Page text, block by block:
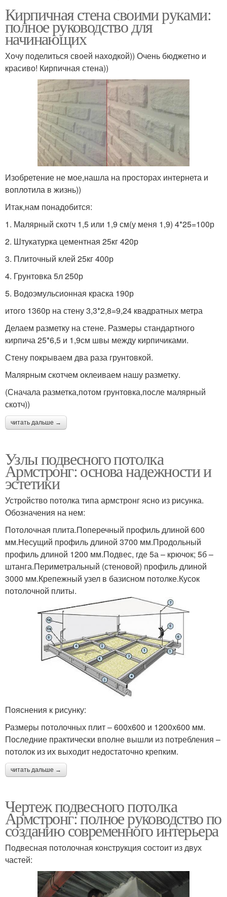
Кирпичная стена своими руками:
полное руководство для
начинающих
Хочу поделиться своей находкой)) Очень бюджетно и
красиво! Кирпичная стена))
Изобретение не мое,нашла на просторах интернета и
воплотила в жизнь))
Итак,нам понадобится:
1. Малярный скотч 1,5 или 1,9 см(у меня 1,9) 4*25=100р
2. Штукатурка цементная 25кг 420р
3. Плиточный клей 25кг 400р
4. Грунтовка 5л 250р
5. Водоэмульсионная краска 190р
итого 1360р на стену 3,3*2,8=9,24 квадратных метра
Делаем разметку на стене. Размеры стандартного
кирпича 25*6,5 и 1,9см швы между кирпичиками.
Стену покрываем два раза грунтовкой.
Малярным скотчем оклеиваем нашу разметку.
(Сначала разметка,потом грунтовка,после малярный
скотч))
читать дальше →
Узлы подвесного потолка
Армстронг: основа надежности и
эстетики
Устройство потолка типа армстронг ясно из рисунка.
Обозначения на нем:
Потолочная плита.Поперечный профиль длиной 600
мм.Несущий профиль длиной 3700 мм.Продольный
профиль длиной 1200 мм.Подвес, где 5а – крючок; 5б –
штанга.Периметральный (стеновой) профиль длиной
3000 мм.Крепежный узел в базисном потолке.Кусок
потолочной плиты.
Пояснения к рисунку:
Размеры потолочных плит – 600х600 и 1200х600 мм.
Последние практически вполне вышли из потребления –
потолок из их выходит недостаточно крепким.
читать дальше →
Чертеж подвесного потолка
Армстронг: полное руководство по
созданию современного интерьера
Подвесная потолочная конструкция состоит из двух
частей: